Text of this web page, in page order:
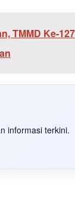
TMMD Ke-
informasi terkini.